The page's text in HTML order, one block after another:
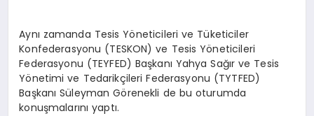
Aynı zamanda Tesis Yöneticileri ve Tüketiciler
Konfederasyonu (TESKON) ve Tesis Yöneticileri
Federasyonu (TEYFED) Başkanı Yahya Sağır ve Tesis
Yönetimi ve Tedarikçileri Federasyonu (TYTFED)
Başkanı Süleyman Görenekli de bu oturumda
konuşmalarını yaptı.